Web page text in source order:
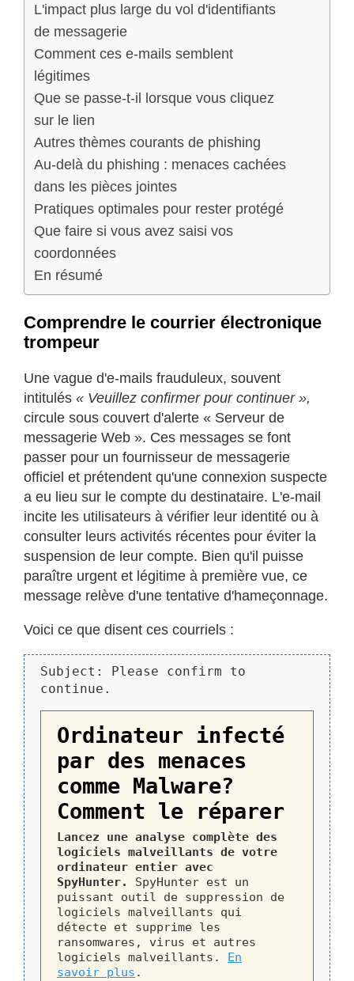
L'impact plus large du vol d'identifiants
de messagerie
Comment ces e-mails semblent
légitimes
Que se passe-t-il lorsque vous cliquez
sur le lien
Autres thèmes courants de phishing
Au-delà du phishing : menaces cachées
dans les pièces jointes
Pratiques optimales pour rester protégé
Que faire si vous avez saisi vos
coordonnées
En résumé
Comprendre le courrier électronique
trompeur
Une vague d'e-mails frauduleux, souvent
intitulés « Veuillez confirmer pour continuer »,
circule sous couvert d'alerte « Serveur de
messagerie Web ». Ces messages se font
passer pour un fournisseur de messagerie
officiel et prétendent qu'une connexion suspecte
a eu lieu sur le compte du destinataire. L'e-mail
incite les utilisateurs à vérifier leur identité ou à
consulter leurs activités récentes pour éviter la
suspension de leur compte. Bien qu'il puisse
paraître urgent et légitime à première vue, ce
message relève d'une tentative d'hameçonnage.
Voici ce que disent ces courriels :
Subject: Please confirm to
continue.
Ordinateur infecté
par des menaces
comme Malware?
Comment le réparer
Lancez une analyse complète des
logiciels malveillants de votre
ordinateur entier avec
SpyHunter.
SpyHunter est un
puissant outil de suppression de
logiciels malveillants qui
détecte et supprime les
ransomwares, virus et autres
logiciels malveillants.
En
savoir plus .